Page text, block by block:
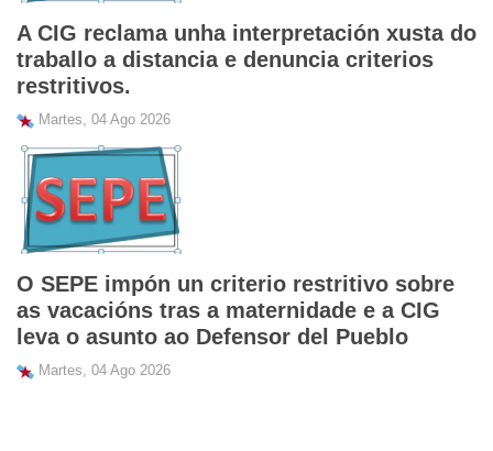
A CIG reclama unha interpretación xusta do
traballo a distancia e denuncia criterios
restritivos.
Martes, 04 Ago 2026
O SEPE impón un criterio restritivo sobre
as vacacións tras a maternidade e a CIG
leva o asunto ao Defensor del Pueblo
Martes, 04 Ago 2026